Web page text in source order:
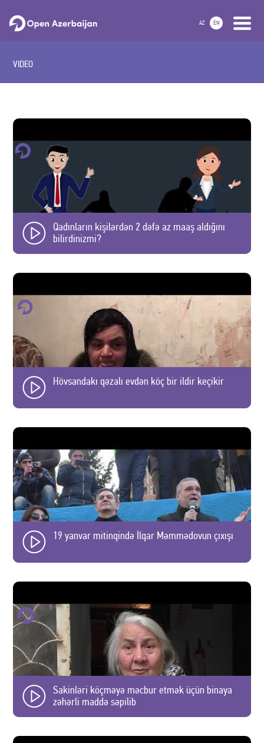
AZ EN
VIDEO
Qadınların kişilərdən 2 dəfə az maaş aldığını
bilirdinizmi?
Hövsandakı qəzalı evdən köç bir ildir keçikir
19 yanvar mitinqində İlqar Məmmədovun çıxışı
Sakinləri köçməyə məcbur etmək üçün binaya
zəhərli maddə səpilib